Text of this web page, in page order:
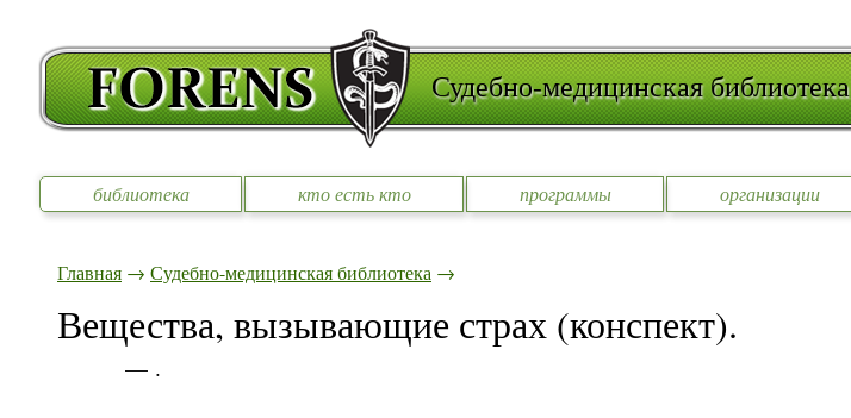
Судебно-медицинская библиотека
библиотека кто есть кто программы организации
Главная → Судебно-медицинская библиотека →
Вещества, вызывающие страх (конспект).
— .